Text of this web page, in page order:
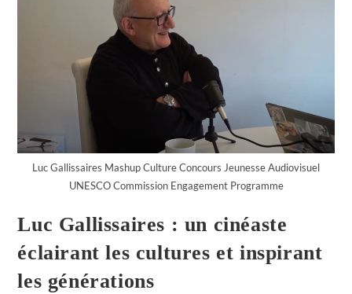
Luc Gallissaires Mashup Culture Concours Jeunesse Audiovisuel
UNESCO Commission Engagement Programme
Luc Gallissaires : un cinéaste
éclairant les cultures et inspirant
les générations